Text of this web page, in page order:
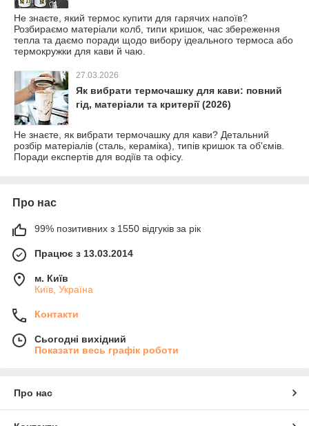
Не знаєте, який термос купити для гарячих напоїв?
Розбираємо матеріали колб, типи кришок, час збереження
тепла та даємо поради щодо вибору ідеального термоса або
термокружки для кави й чаю.
27.03.2026
Як вибрати термочашку для кави: повний
гід, матеріали та критерії (2026)
Не знаєте, як вибрати термочашку для кави? Детальний
розбір матеріалів (сталь, кераміка), типів кришок та об'ємів.
Поради експертів для водіїв та офісу.
Про нас
99% позитивних з 1550 відгуків за рік
Працює з 13.03.2014
м. Київ
Київ, Україна
Контакти
Сьогодні вихідний
Показати весь графік роботи
Про нас